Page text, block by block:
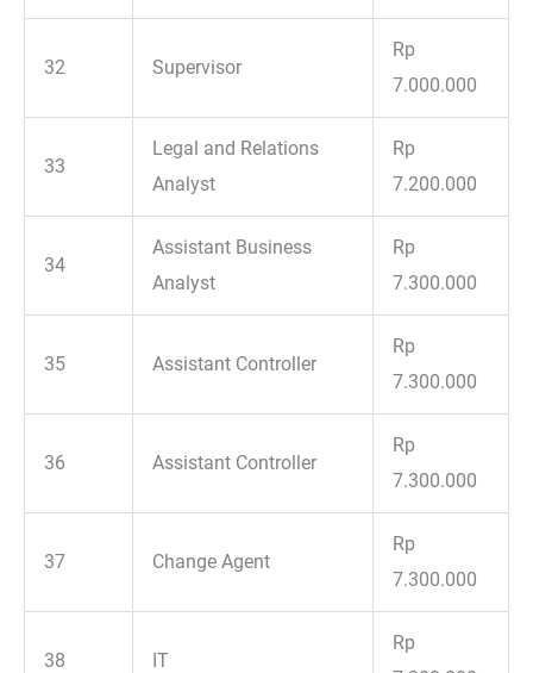
32 Supervisor
Rp
7.000.000
33
Legal and Relations
Analyst
Rp
7.200.000
34
Assistant Business
Analyst
Rp
7.300.000
35 Assistant Controller
Rp
7.300.000
36 Assistant Controller
Rp
7.300.000
37 Change Agent
Rp
7.300.000
38 IT
Rp